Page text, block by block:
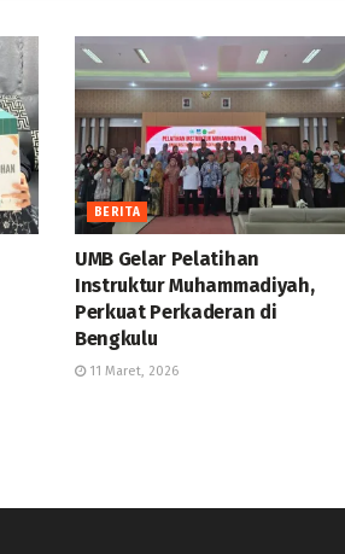
BERITA
UMB Gelar Pelatihan
Instruktur Muhammadiyah,
Perkuat Perkaderan di
Bengkulu
11 Maret, 2026